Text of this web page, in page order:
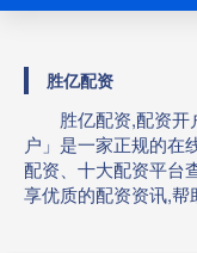
胜亿配资
胜亿配资,配资
户」是一家正规的在
配资、十大配资平台
享优质的配资资讯,帮